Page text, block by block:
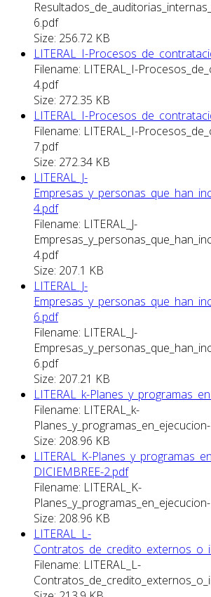
6.pdf
Size: 256.72 KB
LITERAL_I-
Filename: LITERAL_I-
4.pdf
Size: 272.35 KB
LITERAL_I-
Filename: LITERAL_I-
7.pdf
Size: 272.34 KB
LITERAL_J-
4.pdf
Filename: LITERAL_J-
4.pdf
Size: 207.1 KB
LITERAL_J-
6.pdf
Filename: LITERAL_J-
6.pdf
Size: 207.21 KB
LITERAL_k-
Filename: LITERAL_k-
Size: 208.96 KB
LITERAL_K-
DICIEMBREE-2.pdf
Filename: LITERAL_K-
Size: 208.96 KB
LITERAL_L-
Filename: LITERAL_L-